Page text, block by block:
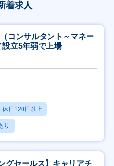
着求人
コンサルタント～マネー
立5年弱で上場
休日120日以上
り
セールス】キャリアチ